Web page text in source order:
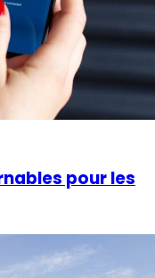
pour les